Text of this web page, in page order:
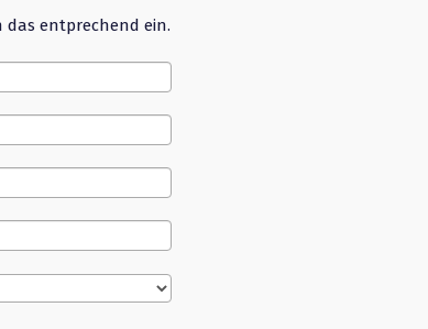
das entprechend ein.